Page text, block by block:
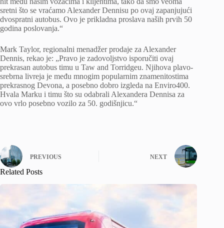
sretni što se vraćamo Alexander Dennisu po ovaj zapanjujući
dvospratni autobus. Ovo je prikladna proslava naših prvih 50
godina poslovanja.“
Mark Taylor, regionalni menadžer prodaje za Alexander
Dennis, rekao je: „Pravo je zadovoljstvo isporučiti ovaj
prekrasan autobus timu u Taw and Torridgeu. Njihova plavo-
srebrna livreja je među mnogim popularnim znamenitostima
prekrasnog Devona, a posebno dobro izgleda na Enviro400.
Hvala Marku i timu što su odabrali Alexandera Dennisa za
ovo vrlo posebno vozilo za 50. godišnjicu.“
PREVIOUS NEXT
Related Posts